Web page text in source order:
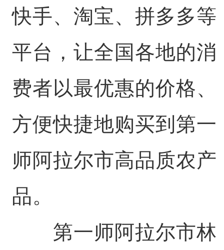
快手、淘宝、拼多多等
平台，让全国各地的消
费者以最优惠的价格、
方便快捷地购买到第一
师阿拉尔市高品质农产
品。
第一师阿拉尔市林